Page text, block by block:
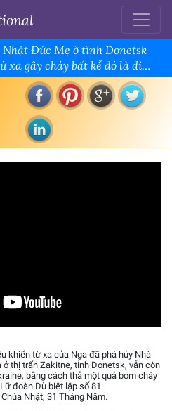
Nhật Đức Mẹ ở tỉnh Donetsk
xa gây cháy bất kể đó là di
ước Geneva.
khiển từ xa của Nga đã phá hủy Nhà
thị trấn Zakitne, tỉnh Donetsk, vẫn còn
bằng cách thả một quả bom cháy
đoàn Dù biệt lập số 81
Nhật, 31 Tháng Năm.